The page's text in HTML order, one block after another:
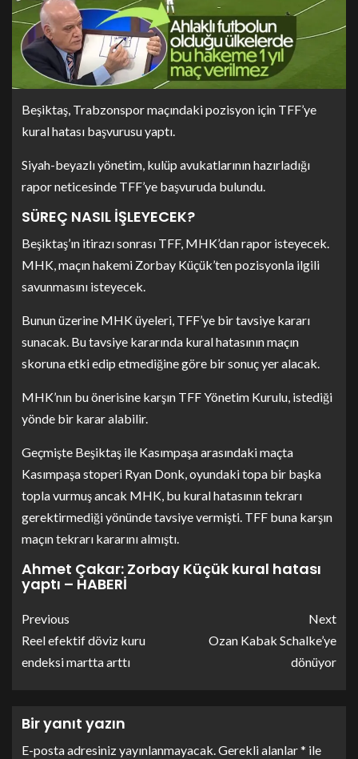
Beşiktaş, Trabzonspor maçındaki pozisyon için TFF’ye
kural hatası başvurusu yaptı.
Siyah-beyazlı yönetim, kulüp avukatlarının hazırladığı
rapor neticesinde TFF’ye başvuruda bulundu.
SÜREÇ NASIL İŞLEYECEK?
Beşiktaş’ın itirazı sonrası TFF, MHK’dan rapor isteyecek.
MHK, maçın hakemi Zorbay Küçük’ten pozisyonla ilgili
savunmasını isteyecek.
Bunun üzerine MHK üyeleri, TFF’ye bir tavsiye kararı
sunacak. Bu tavsiye kararında kural hatasının maçın
skoruna etki edip etmediğine göre bir sonuç yer alacak.
MHK’nın bu önerisine karşın TFF Yönetim Kurulu, istediği
yönde bir karar alabilir.
Geçmişte Beşiktaş ile Kasımpaşa arasındaki maçta
Kasımpaşa stoperi Ryan Donk, oyundaki topa bir başka
topla vurmuş ancak MHK, bu kural hatasının tekrarı
gerektirmediği yönünde tavsiye vermişti. TFF buna karşın
maçın tekrarı kararını almıştı.
Ahmet Çakar: Zorbay Küçük kural hatası
yaptı – HABERİ
Previous
Reel efektif döviz kuru
endeksi martta arttı
Next
Ozan Kabak Schalke’ye
dönüyor
Bir yanıt yazın
E-posta adresiniz yayınlanmayacak.Gerekli alanlar* ile